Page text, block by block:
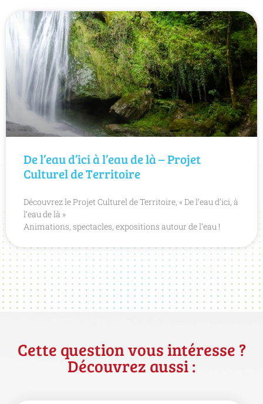
De l’eau d’ici à l’eau de là – Projet
Culturel de Territoire
Découvrez le Projet Culturel de Territoire, « De l’eau d’ici, à
l’eau de là »
Animations, spectacles, expositions autour de l’eau !
Cette question vous intéresse ?
Découvrez aussi :